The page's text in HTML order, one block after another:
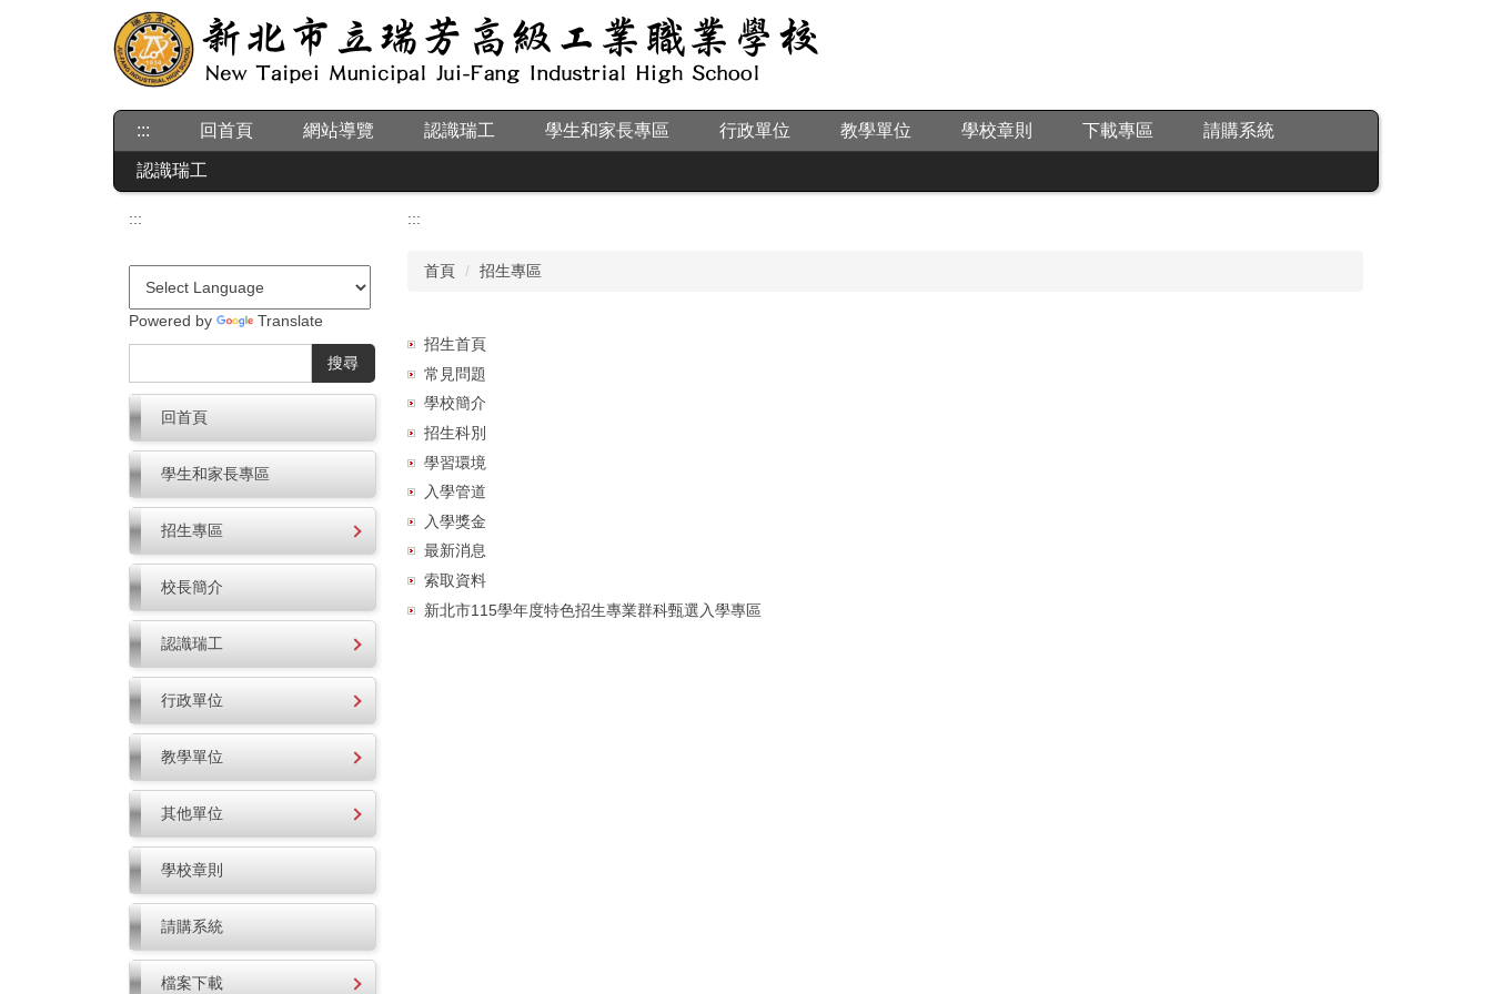
::: 回首頁 網站導覽 認識瑞工 學生和家長專區 行政單位 教學單位 學校章則 下載專區 請購系統
認識瑞工
:::
Powered by Translate
搜尋
回首頁
學生和家長專區
招生專區
校長簡介
認識瑞工
行政單位
教學單位
其他單位
學校章則
請購系統
檔案下載
:::
首頁 招生專區
招生首頁
常見問題
學校簡介
招生科別
學習環境
入學管道
入學獎金
最新消息
索取資料
新北市115學年度特色招生專業群科甄選入學專區